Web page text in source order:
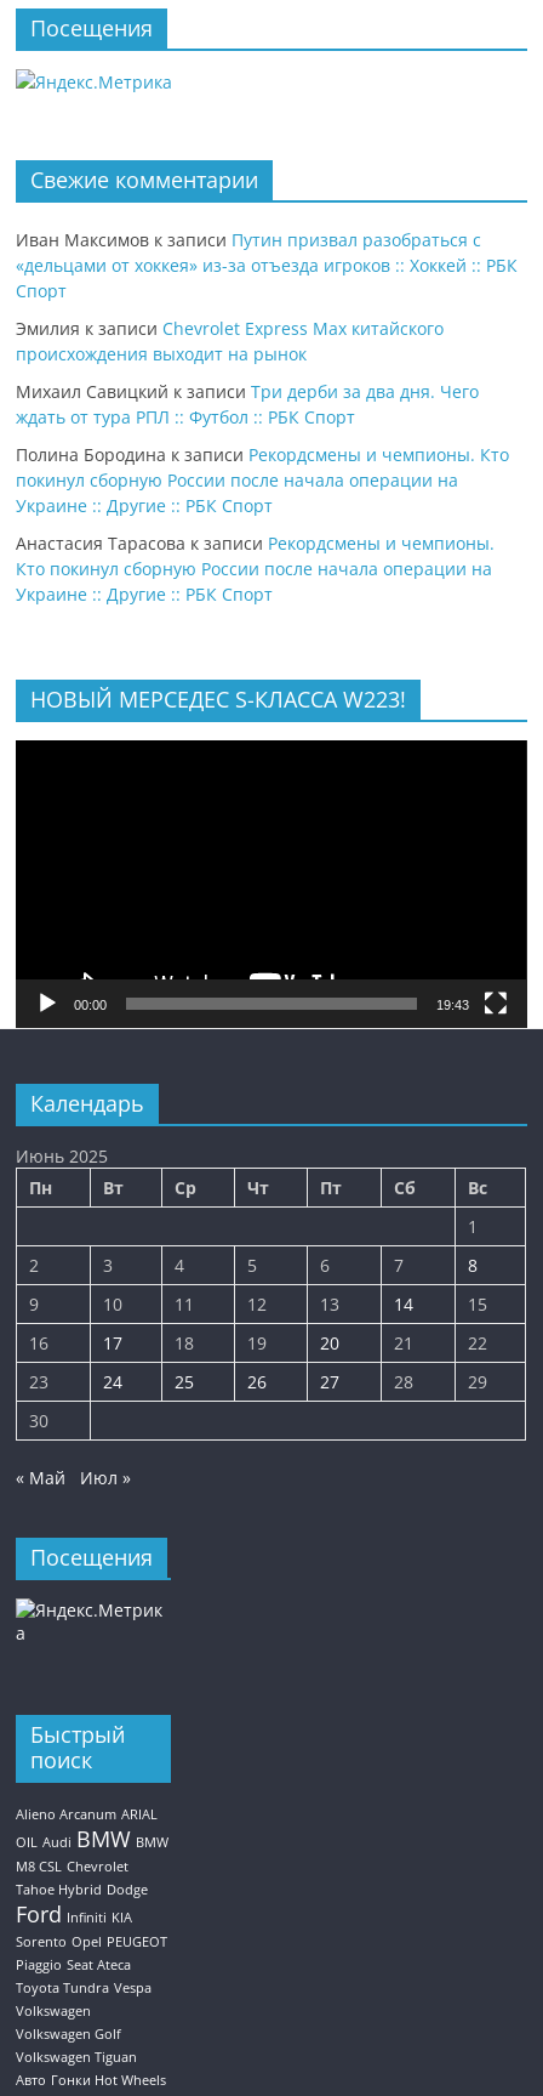
Посещения
Свежие комментарии
Иван Максимов к записи Путин призвал разобраться с
«дельцами от хоккея» из-за отъезда игроков :: Хоккей :: РБК
Спорт
Эмилия к записи Chevrolet Express Max китайского
происхождения выходит на рынок
Михаил Савицкий к записиТри дерби за два дня. Чего
ждать от тура РПЛ :: Футбол :: РБК Спорт
Полина Бородина к записи Рекордсмены и чемпионы. Кто
покинул сборную России после начала операции на
Украине :: Другие :: РБК Спорт
Анастасия Тарасова к записи Рекордсмены и чемпионы.
Кто покинул сборную России после начала операции на
Украине :: Другие :: РБК Спорт
НОВЫЙ МЕРСЕДЕС S-КЛАССА W223!
00:00 19:43
Календарь
Июнь 2025
Пн
Вт Ср Чт Пт Сб
Вс
1
2
3 4 5 6 7
8
9
10 11 12 13 14
15
16
17 18 19 20 21
22
23
24 25 26 27 28
29
30
« Май Июл »
Посещения
Быстрый
поиск
Alieno Arcanum ARIAL
OIL
Audi BMW BMW
M8 CSL
Chevrolet
Tahoe Hybrid Dodge
Ford Infiniti KIA
Sorento Opel PEUGEOT
Piaggio Seat Ateca
Toyota Tundra Vespa
Volkswagen
Volkswagen Golf
Volkswagen Tiguan
Авто Гонки Hot Wheels